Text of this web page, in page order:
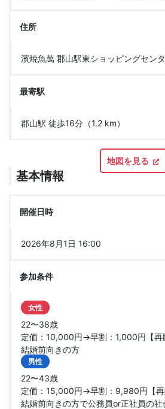
住所
濱焼魚萬 郡山駅東ショッピングセン
最寄駅
郡山駅 徒歩16分（1.2 km）
地図を見る
基本情報
開催日時
2026年8月1日 16:00
参加条件
女性
22〜38歳
定価：10,000円→早割：1,000円【再
結婚前向きの方
男性
22〜43歳
定価：15,000円→早割：9,980円【再
結婚前向きの方で公務員or正社員の